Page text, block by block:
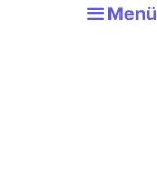
Menü